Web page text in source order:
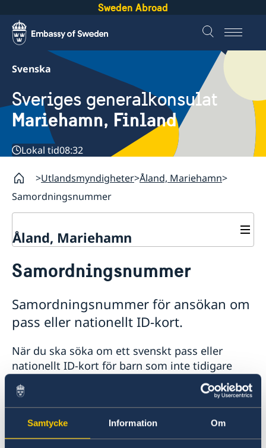
Samtycke Information Om
Sweden Abroad
Svenska
Sveriges generalkonsulat
Mariehamn, Finland
Lokal tid08:32
Utlandsmyndigheter Åland, Mariehamn
Samordningsnummer
Åland, Mariehamn
Generalkonsulatet stängt över jul-och nyårshelgerna
generalkonsulat i Mariehamn
Om oss
Så stöttar vi svenska företag
Vi är en resurs för svenska företag
Team Sweden
Svenska företag på Åland
Anmäl handelshinder
Aktuellt
Utbyte mellan Sverige och Åland
Rösta på Åland
Samordningsnummer
Samordningsnummer för ansökan om
pass eller nationellt ID-kort.
När du ska söka om ett svenskt pass eller
nationellt ID-kort för barn som inte tidigare
haft svenskt pass/svensk ID-handling, behöver
barnet först få ett samordningsnummer. För
ansökan om samordningsnummer i samband
med passansökan kontakta
polismyndigheten i Sverige
.